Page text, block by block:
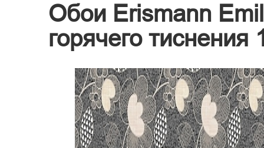
Обои Erismann
горячего